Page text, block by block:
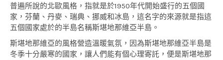
普遍所說的北歐風格，指就是於1950年代開始盛行的五個國
家，芬蘭、丹麥、瑞典、挪威和冰島，這名字的來源就是指這
五個國家處於的半島名稱斯堪地那維亞半島。
斯堪地那維亞的風格營造溫暖氣氛，因為斯堪地那維亞半島是
冬季十分嚴寒的國家，讓人們能有個心理寄託，便是斯堪地那